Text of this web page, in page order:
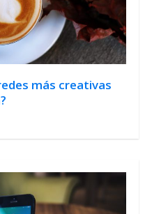
más creativas